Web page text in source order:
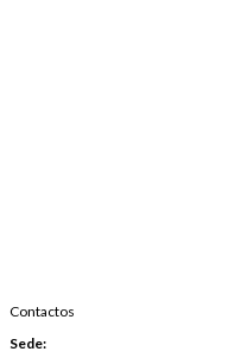
Contactos
Sede: